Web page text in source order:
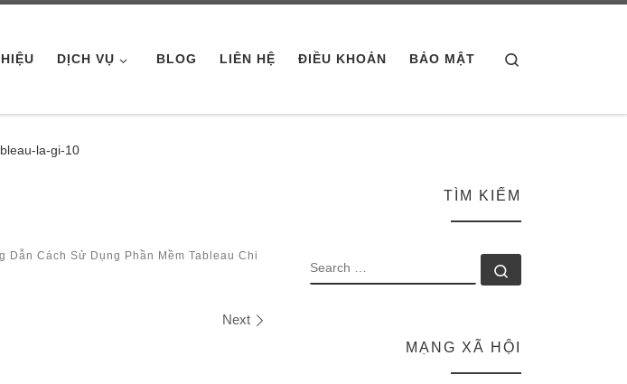
DỊCH VỤ BLOG LIÊN HỆ ĐIỀU KHOẢN BẢO MẬT
la-gi-10
Dẫn Cách Sử Dụng Phần Mềm Tableau Chi
Next
TÌM KIẾM
SEARCH
MẠNG XÃ HỘI